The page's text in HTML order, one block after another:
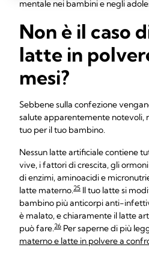
mentale nei bambini e negli
Non è il caso
latte in
mesi?
Sebbene sulla confezione
salute apparentemente notevoli,
tuo per il tuo bambino.
Nessun latte artificiale contiene
vive, i fattori di crescita, gli
di enzimi, aminoacidi e
latte materno.25 Il tuo latte si
bambino più anticorpi anti-
è malato, e chiaramente il latte
può fare.26 Per saperne di più
materno e latte in polvere a